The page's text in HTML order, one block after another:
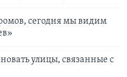
сегодня мы видим
улицы, связанные с